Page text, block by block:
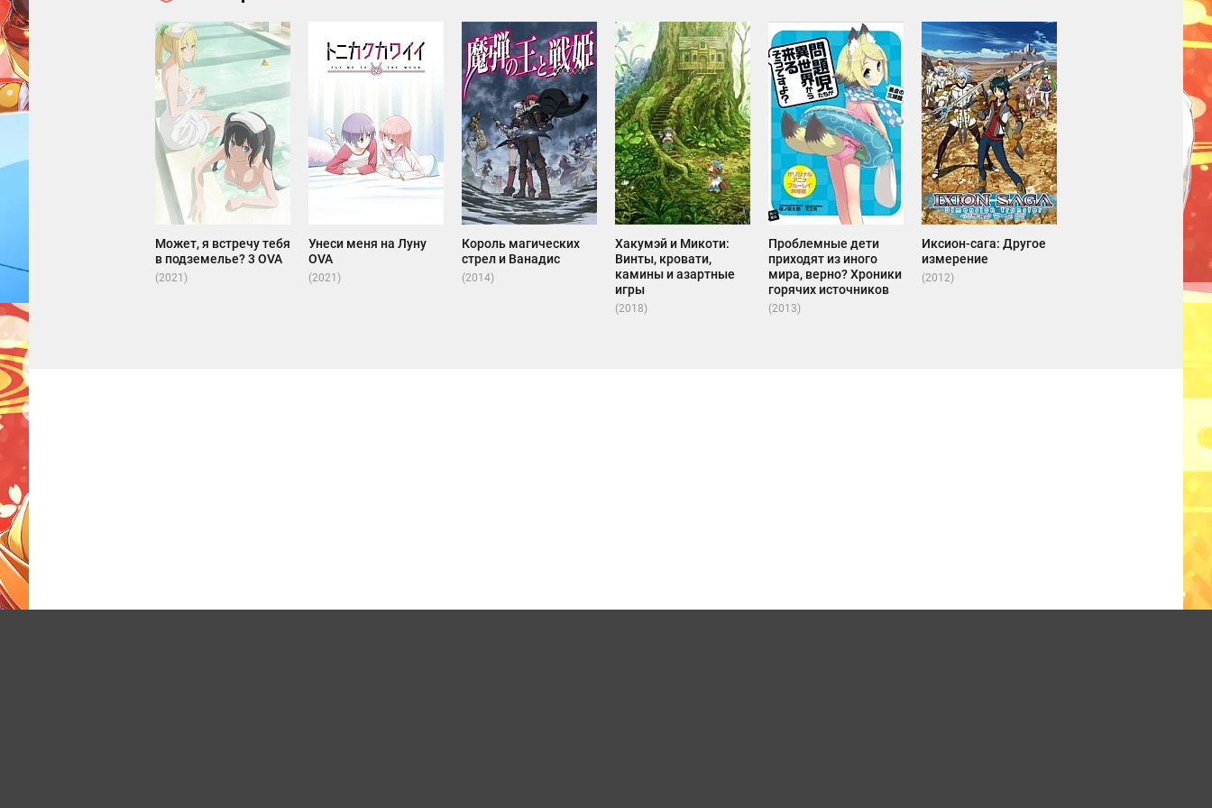
Может, я встречу тебя
в подземелье? 3 OVA
(2021)
Унеси меня на Луну
OVA
(2021)
Король магических
стрел и Ванадис
(2014)
Хакумэй и Микоти:
Винты, кровати,
камины и азартные
игры
(2018)
Проблемные дети
приходят из иного
мира, верно? Хроники
горячих источников
(2013)
Иксион-сага: Другое
измерение
(2012)